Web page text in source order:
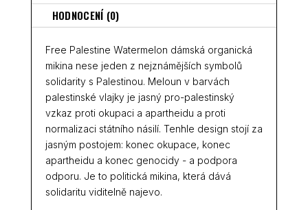
HODNOCENÍ (0)
Free Palestine Watermelon dámská organická
mikina nese jeden z nejznámějších symbolů
solidarity s Palestinou. Meloun v barvách
palestinské vlajky je jasný pro-palestinský
vzkaz proti okupaci a apartheidu a proti
normalizaci státního násilí. Tenhle design stojí za
jasným postojem: konec okupace, konec
apartheidu a konec genocidy - a podpora
odporu. Je to politická mikina, která dává
solidaritu viditelně najevo.